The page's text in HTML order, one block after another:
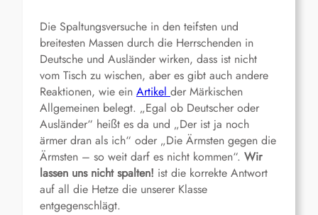
Die Spaltungsversuche in den teifsten und
breitesten Massen durch die Herrschenden in
Deutsche und Ausländer wirken, dass ist nicht
vom Tisch zu wischen, aber es gibt auch andere
Reaktionen, wie ein Artikel der Märkischen
Allgemeinen belegt. „Egal ob Deutscher oder
Ausländer“ heißt es da und „Der ist ja noch
ärmer dran als ich“ oder „Die Ärmsten gegen die
Ärmsten – so weit darf es nicht kommen“. Wir
lassen uns nicht spalten! ist die korrekte Antwort
auf all die Hetze die unserer Klasse
entgegenschlägt.